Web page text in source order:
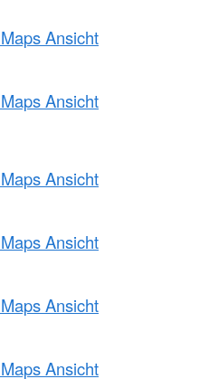
Ansicht
Ansicht
Ansicht
Ansicht
Ansicht
Ansicht